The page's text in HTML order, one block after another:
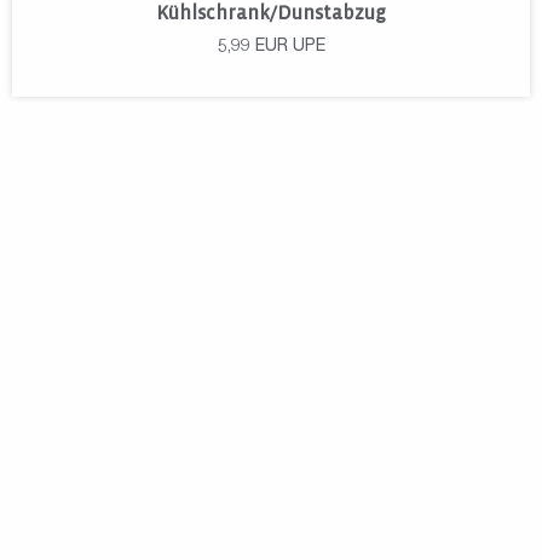
Kühlschrank/Dunstabzug
5,99 EUR UPE